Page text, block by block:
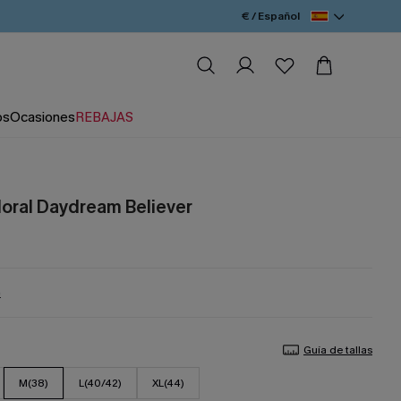
€ / Español
OcasionesREBAJAS
Daydream Believer
Guía de tallas
M(38) L(40/42) XL(44)